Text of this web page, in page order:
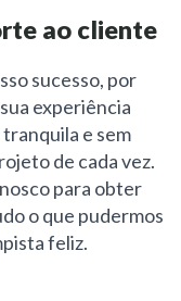
ao cliente
sucesso, por
experiência
tranquila e sem
de cada vez.
para obter
o que pudermos
feliz.